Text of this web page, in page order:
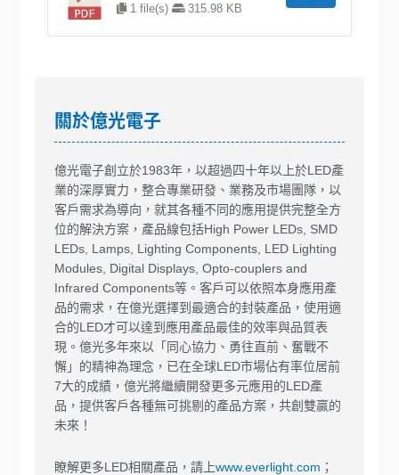
1 file(s) 315.98 KB
關於億光電子
億光電子創立於1983年，以超過四十年以上於LED產
業的深厚實力，整合專業研發、業務及市場團隊，以
客戶需求為導向，就其各種不同的應用提供完整全方
位的解決方案，產品線包括High Power LEDs, SMD
LEDs, Lamps, Lighting Components, LED Lighting
Modules, Digital Displays, Opto-couplers and
Infrared Components等。客戶可以依照本身應用產
品的需求，在億光選擇到最適合的封裝產品，使用適
合的LED才可以達到應用產品最佳的效率與品質表
現。億光多年來以「同心協力、勇往直前、奮戰不
懈」的精神為理念，已在全球LED市場佔有率位居前
7大的成績，億光將繼續開發更多元應用的LED產
品，提供客戶各種無可挑剔的產品方案，共創雙贏的
未來！
瞭解更多LED相關產品，請上www.everlight.com ；